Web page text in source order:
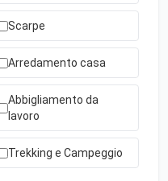
Scarpe
Arredamento casa
Abbigliamento da
lavoro
Trekking e Campeggio